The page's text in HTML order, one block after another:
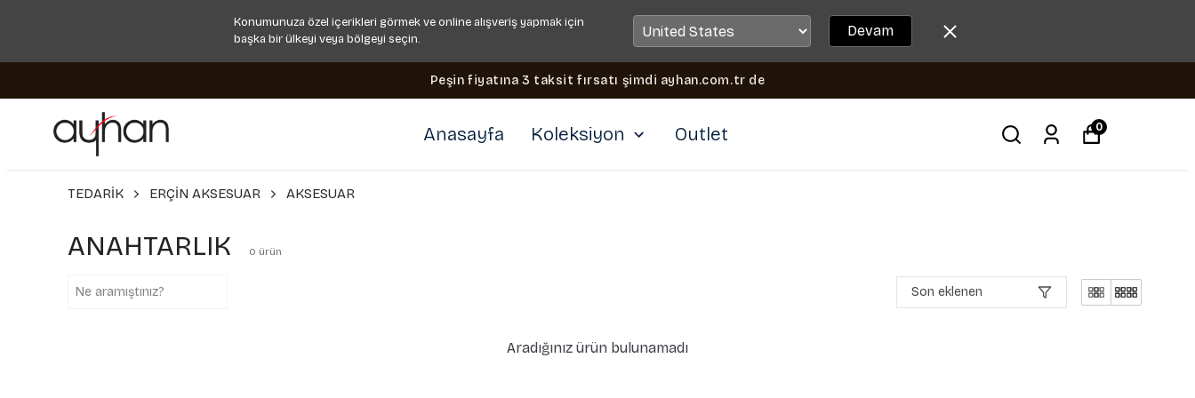
Konumunuza özel içerikleri görmek ve online alışveriş yapmak için
başka bir ülkeyi veya bölgeyi seçin.
Devam
Peşin fiyatına 3 taksit fırsatı şimdi ayhan.com.tr de
Anasayfa Koleksiyon Outlet 0
TEDARİK ERÇİN AKSESUAR AKSESUAR
ANAHTARLIK 0 ürün
Son eklenen
Aradığınız ürün bulunamadı